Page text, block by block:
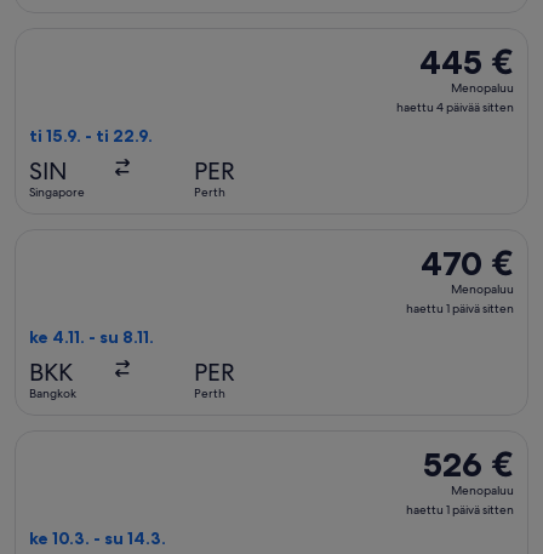
445 €
Menopaluu,
haettu
445 €
Menopaluu
haettu 4 päivää sitten
ti 15.9. - ti 22.9.
SIN
Singapore
PER
Perth
470 €
Menopaluu,
haettu
470 €
Menopaluu
haettu 1 päivä sitten
ke 4.11. - su 8.11.
BKK
Bangkok
PER
Perth
526 €
Menopaluu,
haettu
526 €
Menopaluu
haettu 1 päivä sitten
ke 10.3. - su 14.3.